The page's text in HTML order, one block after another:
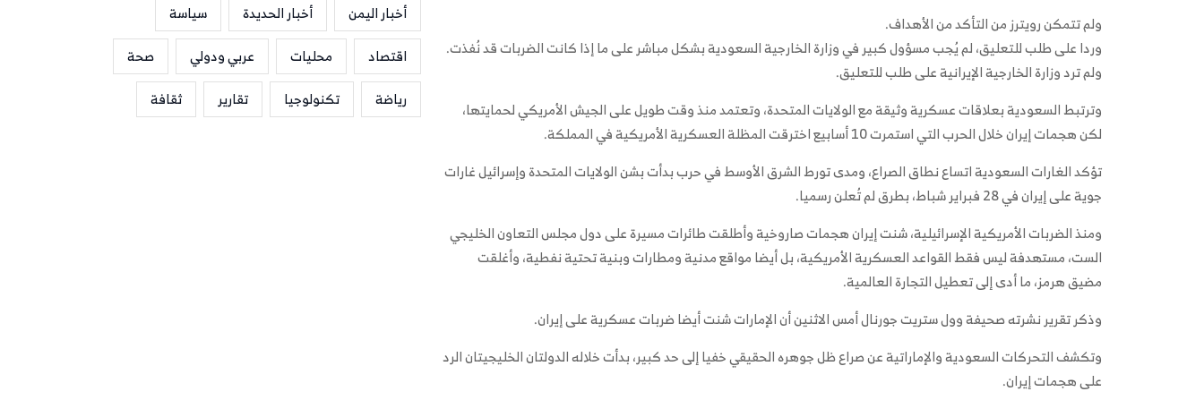
ولم تتمكن رويترز من التأكد من الأهداف.
وردا على طلب للتعليق، لم يُجب مسؤول ‌كبير في وزارة الخارجية السعودية بشكل مباشر على ما إذا كانت الضربات قد نُفذت.
ولم ترد وزارة الخارجية الإيرانية على طلب للتعليق.
وترتبط السعودية بعلاقات عسكرية وثيقة مع الولايات المتحدة، وتعتمد منذ وقت طويل على الجيش الأمريكي لحمايتها،
لكن هجمات إيران خلال الحرب التي استمرت 10 أسابيع اخترقت المظلة العسكرية الأمريكية في المملكة.
تؤكد الغارات السعودية اتساع نطاق الصراع، ومدى تورط الشرق الأوسط في حرب بدأت بشن الولايات المتحدة وإسرائيل غارات
جوية على إيران في 28 فبراير شباط، بطرق لم تُعلن رسميا.
ومنذ ​الضربات الأمريكية الإسرائيلية، شنت إيران هجمات صاروخية وأطلقت طائرات مسيرة على دول مجلس التعاون الخليجي
الست، مستهدفة ليس فقط القواعد العسكرية الأمريكية، بل أيضا مواقع مدنية ومطارات وبنية تحتية نفطية، وأغلقت
مضيق هرمز، ​ما أدى إلى تعطيل التجارة العالمية.
وذكر تقرير نشرته صحيفة وول ستريت جورنال أمس الاثنين أن الإمارات شنت أيضا ضربات عسكرية على إيران.
وتكشف التحركات السعودية والإماراتية ⁠عن صراع ظل جوهره الحقيقي خفيا إلى حد كبير، بدأت خلاله الدولتان الخليجيتان الرد
على هجمات إيران.
أخبار اليمن أخبار الحديدة
سياسة
اقتصاد
محليات عربي ودولي
صحة
رياضة
تكنولوجيا تقارير ثقافة